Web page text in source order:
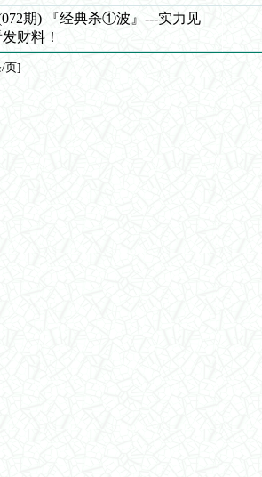
期) 『经典杀①波』---实力见
财料！
/页]